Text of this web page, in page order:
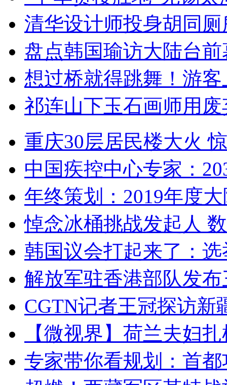
清华设计师投身胡同
盘点韩国瑜访大陆台
想过桥就得跳舞！游客
祁连山下玉石画师用
重庆30层居民楼大火
中国疾控中心专家：
年终策划：2019年度
悼念冰桶挑战发起人
韩国议会打起来了：
解放军驻香港部队发
CGTN记者王冠探访新
【微视界】荷兰夫妇
专家带你看规划：首